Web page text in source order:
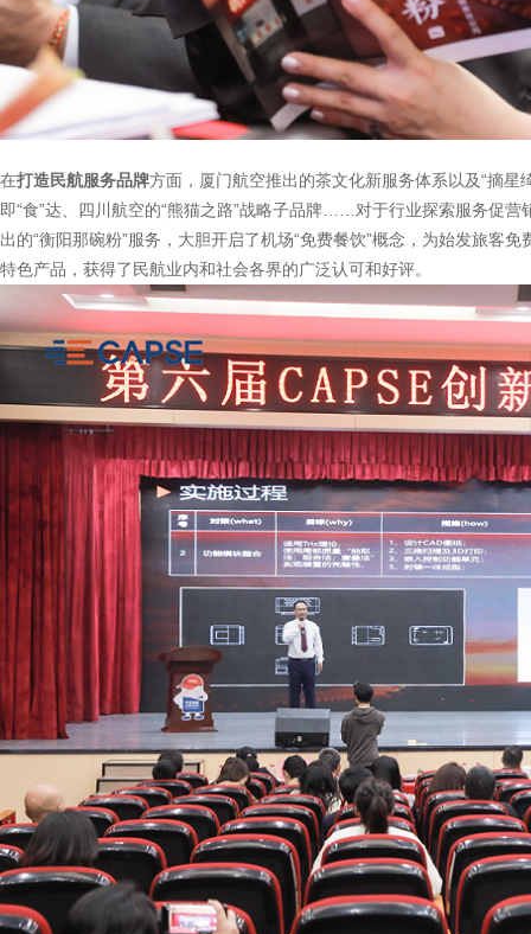
在打造民航服务品牌方面，厦门航空推出的茶文化新服务体系以及“摘星
即“食”达、四川航空的“熊猫之路”战略子品牌……对于行业探索服务促
出的“衡阳那碗粉”服务，大胆开启了机场“免费餐饮”概念，为始发旅客
特色产品，获得了民航业内和社会各界的广泛认可和好评。